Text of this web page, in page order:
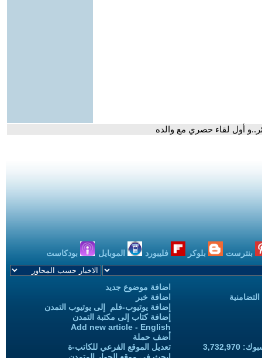
أول لقاء حصري مع والده
بنترست بلوكر فليبورد الموبايل بودكاست
اضافة موضوع جديد
اضافة خبر
إضافة يوتيوب-فلم إلى يوتيوب التمدن
إضافة كتاب إلى مكتبة التمدن
Add new article - English
أضف حملة
تعديل الموقع الفرعي للكاتب-ة